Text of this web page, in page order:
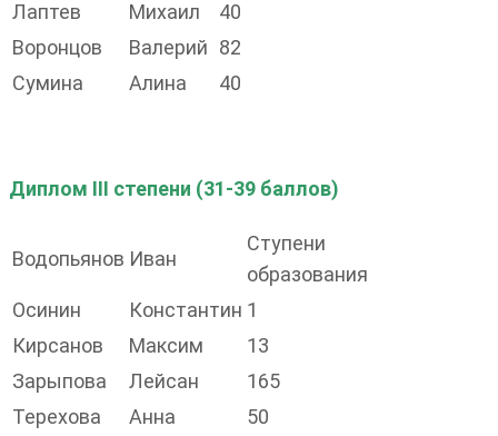
Лаптев Михаил
40
Воронцов
Валерий 82
Сумина
Алина 40
Диплом III степени (31-39 баллов)
Водопьянов Иван
Ступени
образования
Осинин
Константин 1
Кирсанов
Максим
13
Зарыпова
Лейсан
165
Терехова
Анна 50